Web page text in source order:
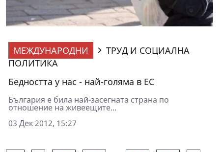
МЕЖДУНАРОДНИ
ТРУД И СОЦИАЛНА
ПОЛИТИКА
Бедността у нас - най-голяма в ЕС
България е била най-засегната страна по
отношение на живеещите...
03 Дек 2012, 15:27